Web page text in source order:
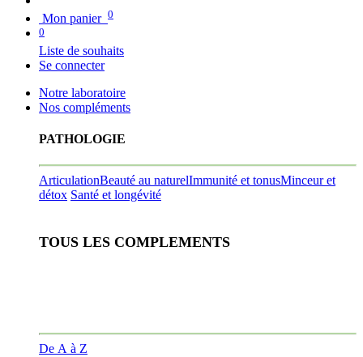
Mon panier 0
0
Liste de souhaits
Se connecter
Notre laboratoire
Nos compléments
PATHOLOGIE
ArticulationBeauté au naturelImmunité et tonusMinceur et
détox Santé et longévité
TOUS LES COMPLEMENTS
De A à Z